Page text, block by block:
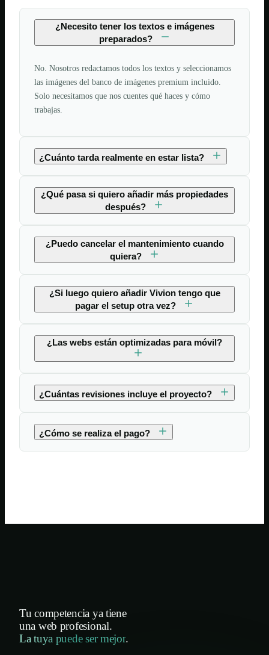
¿Necesito tener los textos e imágenes
preparados?
No. Nosotros redactamos todos los textos y seleccionamos
las imágenes del banco de imágenes premium incluido.
Solo necesitamos que nos cuentes qué haces y cómo
trabajas.
¿Cuánto tarda realmente en estar lista?
¿Qué pasa si quiero añadir más propiedades
después?
¿Puedo cancelar el mantenimiento cuando
quiera?
¿Si luego quiero añadir Vivion tengo que
pagar el setup otra vez?
¿Las webs están optimizadas para móvil?
¿Cuántas revisiones incluye el proyecto?
¿Cómo se realiza el pago?
Tu competencia ya tiene
una web profesional.
La tuya puede ser mejor.